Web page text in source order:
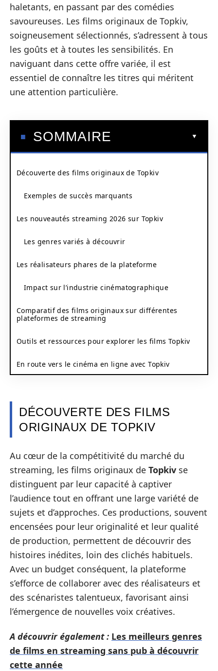
haletants, en passant par des comédies
savoureuses. Les films originaux de Topkiv,
soigneusement sélectionnés, s’adressent à tous
les goûts et à toutes les sensibilités. En
naviguant dans cette offre variée, il est
essentiel de connaître les titres qui méritent
une attention particulière.
SOMMAIRE
Découverte des films originaux de Topkiv
Exemples de succès marquants
Les nouveautés streaming 2026 sur Topkiv
Les genres variés à découvrir
Les réalisateurs phares de la plateforme
Impact sur l’industrie cinématographique
Comparatif des films originaux sur différentes
plateformes de streaming
Outils et ressources pour explorer les films Topkiv
En route vers le cinéma en ligne avec Topkiv
DÉCOUVERTE DES FILMS
ORIGINAUX DE TOPKIV
Au cœur de la compétitivité du marché du
streaming, les films originaux de Topkiv se
distinguent par leur capacité à captiver
l’audience tout en offrant une large variété de
sujets et d’approches. Ces productions, souvent
encensées pour leur originalité et leur qualité
de production, permettent de découvrir des
histoires inédites, loin des clichés habituels.
Avec un budget conséquent, la plateforme
s’efforce de collaborer avec des réalisateurs et
des scénaristes talentueux, favorisant ainsi
l’émergence de nouvelles voix créatives.
A découvrir également : Les meilleurs genres
de films en streaming sans pub à découvrir
cette année